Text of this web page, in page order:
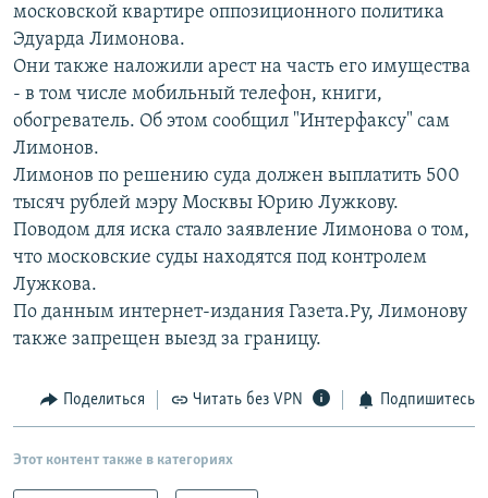
поиску
СЕВЕР.РЕАЛИИ
СИБИРЬ.РЕАЛИИ
РАСПИСАНИЕ ВЕЩАНИЯ
ПОДПИШИТЕСЬ НА РАССЫЛКУ
СОЦИАЛЬНЫЕ СЕТИ
Все сайты РСЕ/РС
московской квартире оппозиционного политика
Эдуарда Лимонова.
Они также наложили арест на часть его имущества
- в том числе мобильный телефон, книги,
обогреватель. Об этом сообщил "Интерфаксу" сам
Лимонов.
Лимонов по решению суда должен выплатить 500
тысяч рублей мэру Москвы Юрию Лужкову.
Поводом для иска стало заявление Лимонова о том,
что московские суды находятся под контролем
Лужкова.
По данным интернет-издания Газета.Ру, Лимонову
также запрещен выезд за границу.
Поделиться Читать без VPN Подпишитесь
Этот контент также в категориях